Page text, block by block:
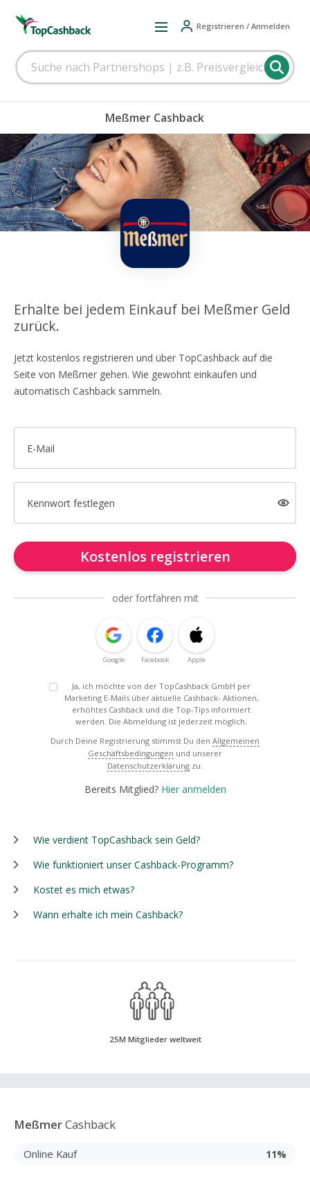
Registrieren / Anmelden
Meßmer Cashback
Erhalte bei jedem Einkauf bei Meßmer Geld
zurück.
Jetzt kostenlos registrieren und über TopCashback auf die
Seite von Meßmer gehen. Wie gewohnt einkaufen und
automatisch Cashback sammeln.
E-Mail
Kennwort festlegen
Kostenlos registrieren
oder fortfahren mit
Google Facebook Apple
Ja, ich möchte von der TopCashback GmbH per
Marketing E-Mails über aktuelle Cashback- Aktionen,
erhöhtes Cashback und die Top-Tips informiert
werden. Die Abmeldung ist jederzeit möglich.
Durch Deine Registrierung stimmst Du den Allgemeinen
Geschäftsbedingungen und unserer
Datenschutzerklärung zu.
Bereits Mitglied? Hier anmelden
Wie verdient TopCashback sein Geld?
Wie funktioniert unser Cashback-Programm?
Kostet es mich etwas?
Wann erhalte ich mein Cashback?
25M Mitglieder weltweit
MeßmerCashback
Online Kauf 11%